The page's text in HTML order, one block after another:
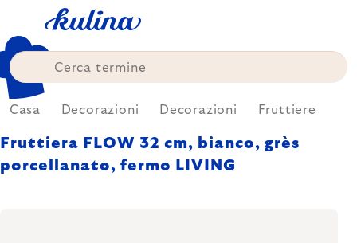
content
Casa Decorazioni Decorazioni Fruttiere
Fruttiera FLOW 32 cm, bianco, grès
porcellanato, fermo LIVING